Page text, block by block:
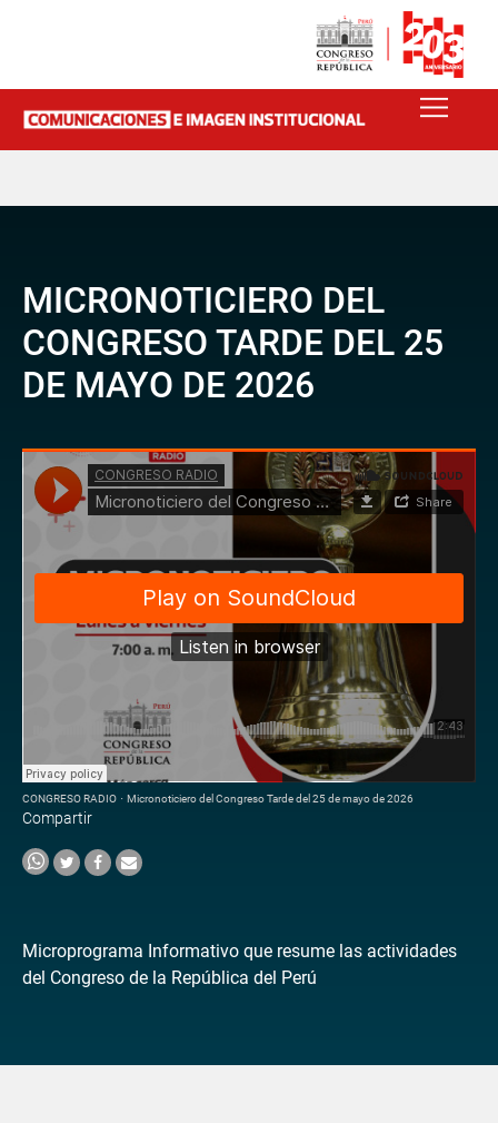
MICRONOTICIERO DEL
CONGRESO TARDE DEL 25
DE MAYO DE 2026
CONGRESO RADIO · Micronoticiero del Congreso Tarde del 25 de mayo de 2026
Compartir
Microprograma Informativo que resume las actividades
del Congreso de la República del Perú